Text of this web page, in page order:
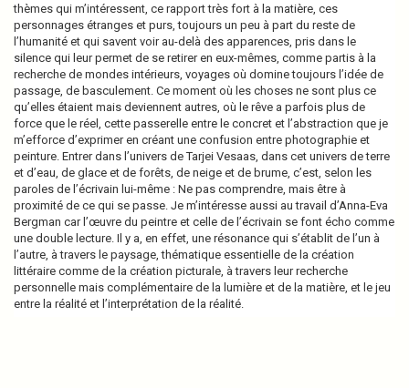
thèmes qui m’intéressent, ce rapport très fort à la matière, ces
personnages étranges et purs, toujours un peu à part du reste de
l’humanité et qui savent voir au-delà des apparences, pris dans le
silence qui leur permet de se retirer en eux-mêmes, comme partis à la
recherche de mondes intérieurs, voyages où domine toujours l’idée de
passage, de basculement. Ce moment où les choses ne sont plus ce
qu’elles étaient mais deviennent autres, où le rêve a parfois plus de
force que le réel, cette passerelle entre le concret et l’abstraction que je
m’efforce d’exprimer en créant une confusion entre photographie et
peinture. Entrer dans l’univers de Tarjei Vesaas, dans cet univers de terre
et d’eau, de glace et de forêts, de neige et de brume, c’est, selon les
paroles de l’écrivain lui-même : Ne pas comprendre, mais être à
proximité de ce qui se passe. Je m’intéresse aussi au travail d’Anna-Eva
Bergman car l’œuvre du peintre et celle de l’écrivain se font écho comme
une double lecture. Il y a, en effet, une résonance qui s’établit de l’un à
l’autre, à travers le paysage, thématique essentielle de la création
littéraire comme de la création picturale, à travers leur recherche
personnelle mais complémentaire de la lumière et de la matière, et le jeu
entre la réalité et l’interprétation de la réalité.